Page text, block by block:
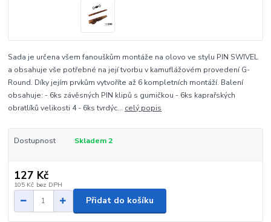
Sada je určena všem fanouškům montáže na olovo ve stylu PIN SWIVEL
a obsahuje vše potřebné na její tvorbu v kamuflážovém provedení G-
Round. Díky jejím prvkům vytvoříte až 6 kompletních montáží. Balení
obsahuje: - 6ks závěsných PIN klipů s gumičkou - 6ks kaprařských
obratlíků velikosti 4 - 6ks tvrdýc... celý popis
Dostupnost Skladem 2
127 Kč
105 Kč bez DPH
Přidat do košíku